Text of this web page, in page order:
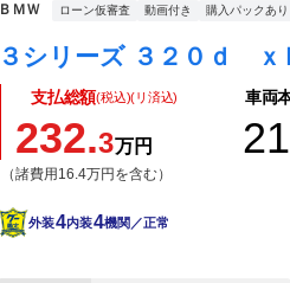
ＢＭＷ ローン仮審査 動画付き 購入パックあり
支払総額(税込)(リ済込)
232.3万円
（諸費用16.4万円を含む）
車両
外装4内装4機関／正常